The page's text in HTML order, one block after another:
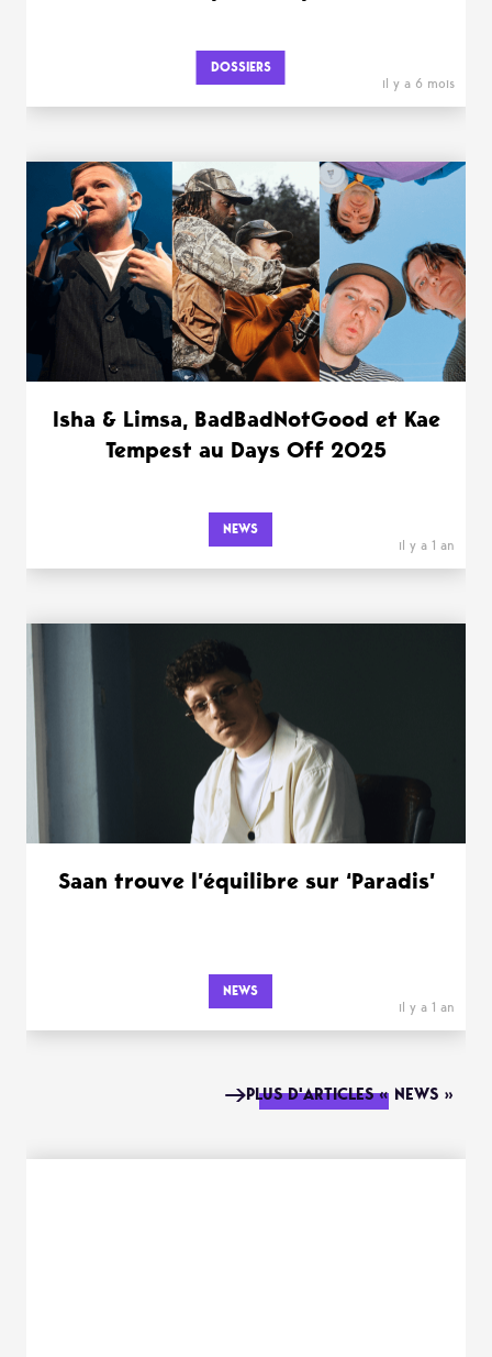
DOSSIERS
il y a 6 mois
Isha & Limsa, BadBadNotGood et Kae
Tempest au Days Off 2025
NEWS
il y a 1 an
Saan trouve l’équilibre sur ‘Paradis’
NEWS
il y a 1 an
PLUS D'ARTICLES « NEWS »